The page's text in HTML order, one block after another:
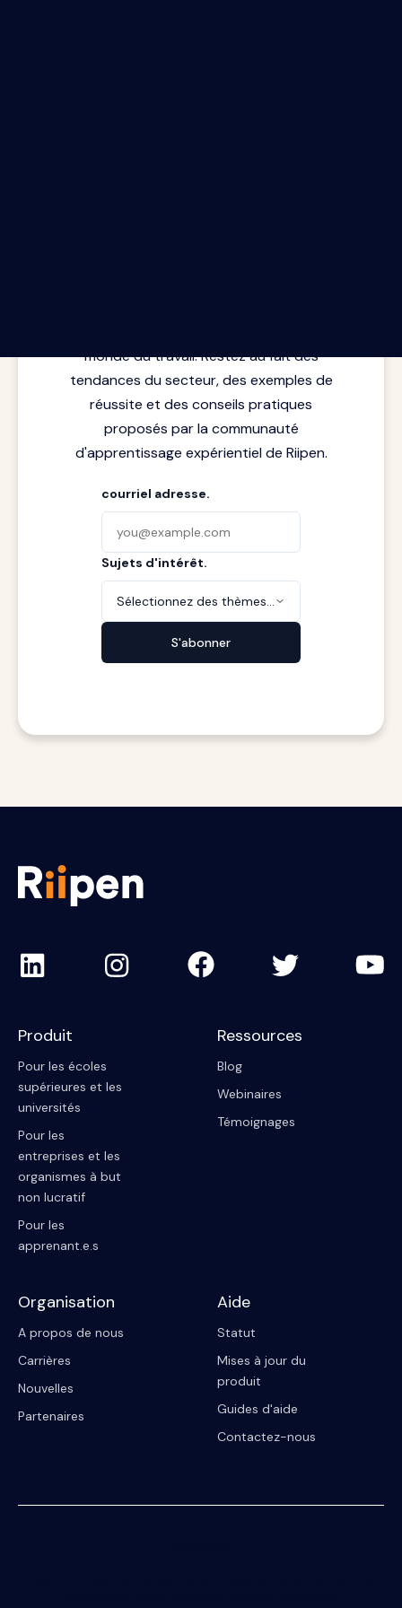
monde du travail. Restez au fait des
tendances du secteur, des exemples de
réussite et des conseils pratiques
proposés par la communauté
d'apprentissage expérientiel de Riipen.
courriel adresse.
Sujets d'intérêt.
Sélectionnez des thèmes...
S'abonner
Produit
Pour les écoles
supérieures et les
universités
Pour les
entreprises et les
organismes à but
non lucratif
Pour les
apprenant.e.s
Ressources
Blog
Webinaires
Témoignages
Organisation
A propos de nous
Carrières
Nouvelles
Partenaires
Aide
Statut
Mises à jour du
produit
Guides d'aide
Contactez-nous